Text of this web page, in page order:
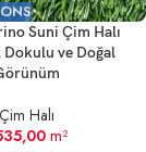
Suni Çim Halı
Dokulu ve Doğal
Çim Halı
m²